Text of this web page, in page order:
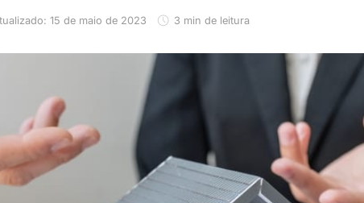
15 de maio de 2023 3 min de leitura